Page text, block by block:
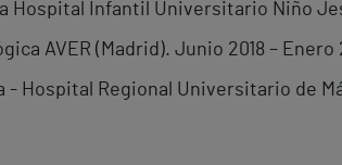
Hospital Infantil Universitario Niño
AVER (Madrid). Junio 2018 – Enero
- Hospital Regional Universitario de